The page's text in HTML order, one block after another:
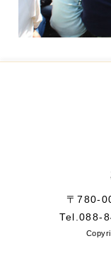
〒780-
Tel.088-